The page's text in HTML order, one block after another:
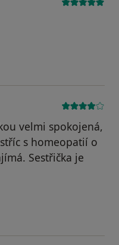
Váš účet byl odstraněn
velmi spokojená,
s homeopatií o
Sestřička je
Pacient